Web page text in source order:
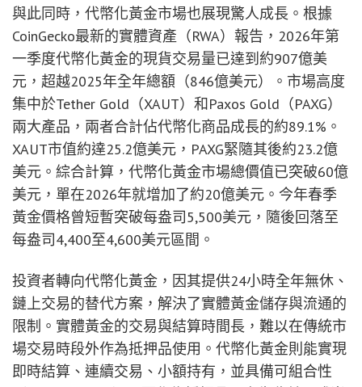
與此同時，代幣化黃金市場也展現驚人成長。根據
CoinGecko最新的實體資產（RWA）報告，2026年第
一季度代幣化黃金的現貨交易量已達到約907億美
元，超越2025年全年總額（846億美元）。市場高度
集中於Tether Gold（XAUT）和Paxos Gold（PAXG）
兩大產品，兩者合計佔代幣化商品成長的約89.1%。
XAUT市值約達25.2億美元，PAXG緊隨其後約23.2億
美元。綜合計算，代幣化黃金市場總價值已突破60億
美元，單在2026年就增加了約20億美元。今年春季
黃金價格曾短暫突破每盎司5,500美元，隨後回落至
每盎司4,400至4,600美元區間。
投資者轉向代幣化黃金，因其提供24小時全年無休、
鏈上交易的替代方案，解決了實體黃金儲存與流通的
限制。實體黃金的交易與結算時間長，難以在傳統市
場交易時段外作為抵押品使用。代幣化黃金則能實現
即時結算、連續交易、小額持有，並具備可組合性